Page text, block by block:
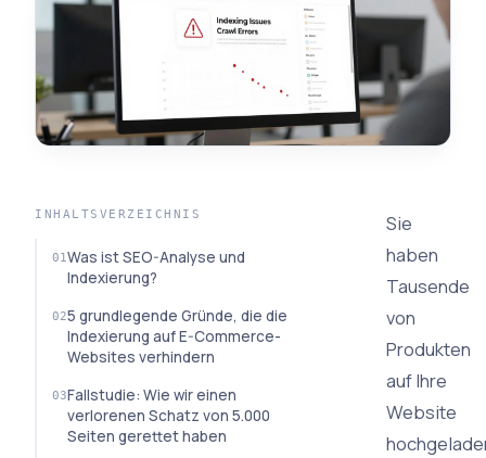
INHALTSVERZEICHNIS
Was ist SEO-Analyse und
Indexierung?
5 grundlegende Gründe, die die
Indexierung auf E-Commerce-
Websites verhindern
Fallstudie: Wie wir einen
verlorenen Schatz von 5.000
Seiten gerettet haben
Sie
haben
Tausende
von
Produkten
auf Ihre
Website